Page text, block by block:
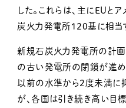
した。これらは、主にEUと
炭火力発電所120基に相当
新規石炭火力発電所の計
の古い発電所の閉鎖が進
以前の水準から2度未満に
が、各国は引き続き高い目